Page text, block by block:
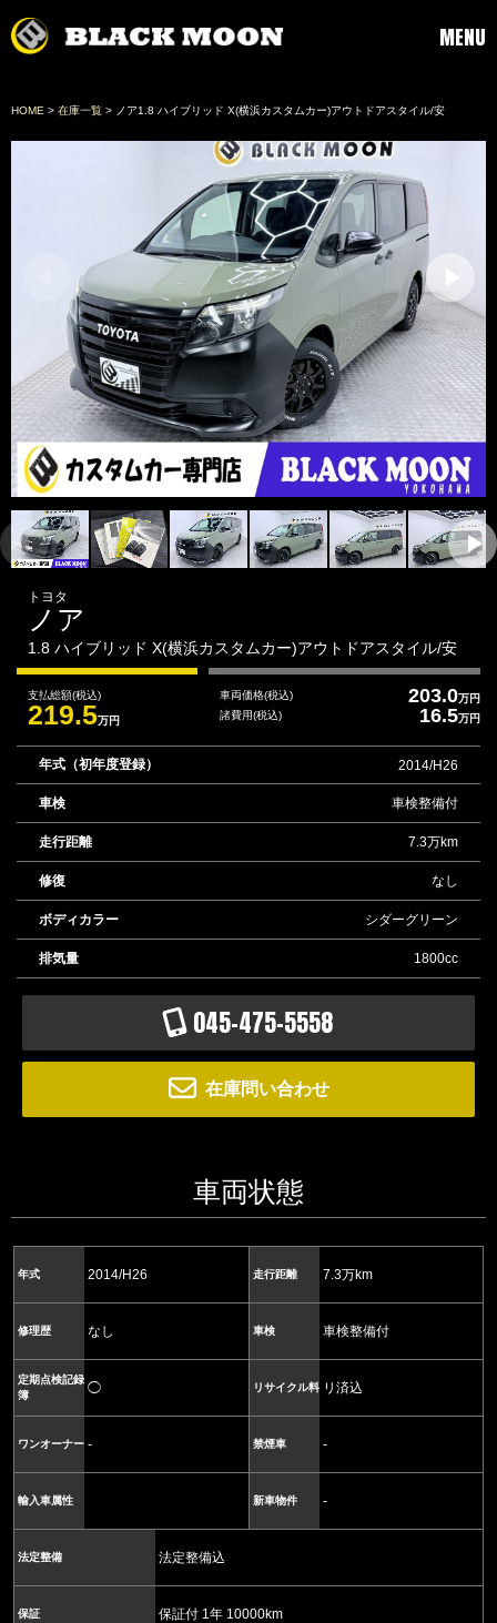
MENU
HOME > 在庫一覧 > ノア1.8 ハイブリッド X(横浜カスタムカー)アウトドアスタイル/安
トヨタ
ノア
1.8 ハイブリッド X(横浜カスタムカー)アウトドアスタイル/安
支払総額(税込)
219.5万円
車両価格(税込) 203.0万円
諸費用(税込) 16.5万円
年式（初年度登録） 2014/H26
車検 車検整備付
走行距離 7.3万km
修復 なし
ボディカラー シダーグリーン
排気量 1800cc
045-475-5558
在庫問い合わせ
車両状態
年式 2014/H26 走行距離 7.3万km
修理歴 なし 車検 車検整備付
定期点検記録
簿
◯ リサイクル料 リ済込
ワンオーナー - 禁煙車 -
輸入車属性 新車物件 -
法定整備 法定整備込
保証 保証付 1年 10000km